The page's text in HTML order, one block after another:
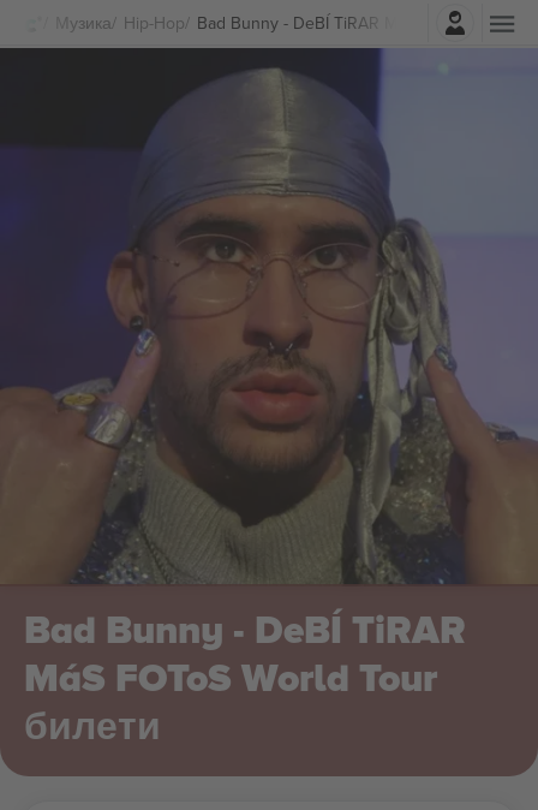
Музика Hip-Hop Bad Bunny - DeBÍ TiRAR MáS FOToS World
Најави се
Bad Bunny - DeBÍ TiRAR
MáS FOToS World Tour
билети